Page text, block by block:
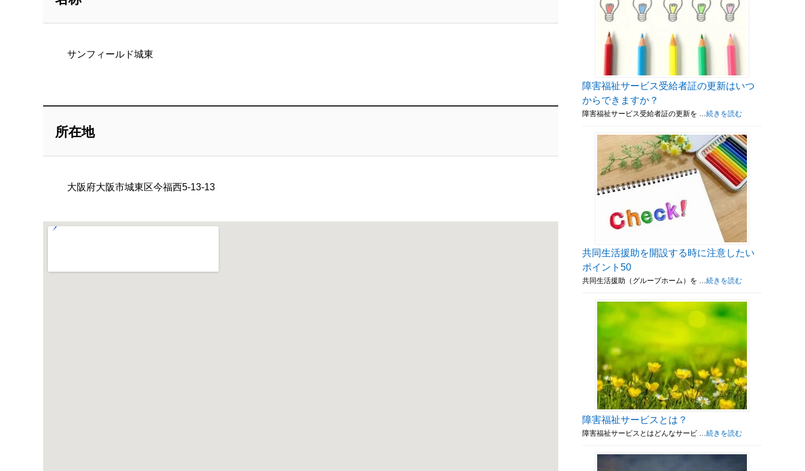
サンフィールド城東
所在地
大阪府大阪市城東区今福西5-13-13
障害福祉サービス受給者証の更新はいつ
からできますか？
障害福祉サービス受給者証の更新を … 続きを読む
共同生活援助を開設する時に注意したい
ポイント50
共同生活援助（グループホーム）を … 続きを読む
障害福祉サービスとは？
障害福祉サービスとはどんなサービ … 続きを読む